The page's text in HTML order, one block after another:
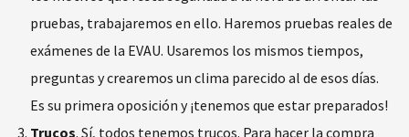
pruebas, trabajaremos en ello. Haremos pruebas reales de
exámenes de la EVAU. Usaremos los mismos tiempos,
preguntas y crearemos un clima parecido al de esos días.
Es su primera oposición y ¡tenemos que estar preparados!
Trucos. Sí, todos tenemos trucos. Para hacer la compra